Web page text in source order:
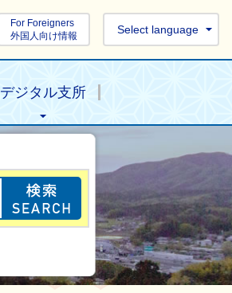
For Foreigners
外国人向け情報
Select language
デジタル支所
目的の情報を探